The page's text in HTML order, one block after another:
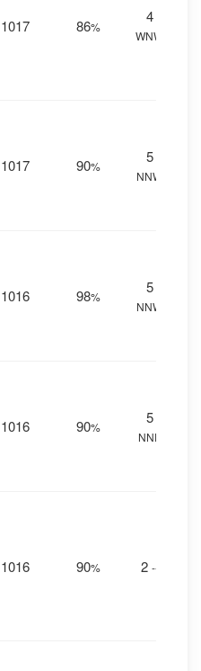
1017 86%
4
WNW
1017 90%
5
NNW
1016 98%
5
NNW
1016 90%
5
NNE
1016 90% 2 --